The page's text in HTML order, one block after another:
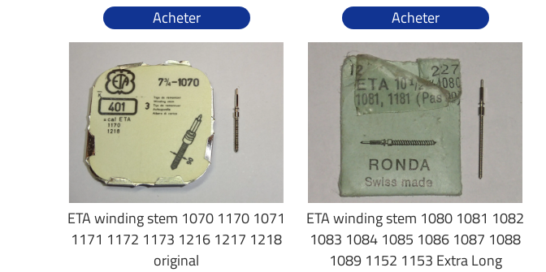
Acheter
Acheter
ETA winding stem 1070 1170 1071
1171 1172 1173 1216 1217 1218
original
ETA winding stem 1080 1081 1082
1083 1084 1085 1086 1087 1088
1089 1152 1153 Extra Long